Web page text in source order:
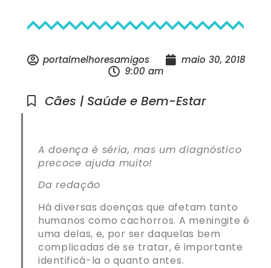
portalmelhoresamigos
maio 30, 2018
9:00 am
Cães | Saúde e Bem-Estar
A doença é séria, mas um diagnóstico
precoce ajuda muito!
Da redação
Há diversas doenças que afetam tanto
humanos como cachorros. A meningite é
uma delas, e, por ser daquelas bem
complicadas de se tratar, é importante
identificá-la o quanto antes.